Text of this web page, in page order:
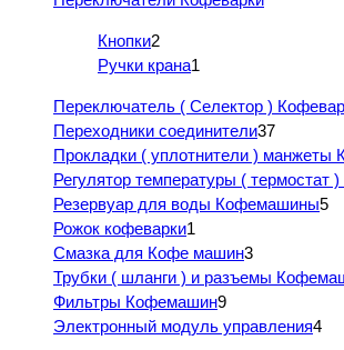
Кнопки2
Ручки крана1
Переключатель ( Селектор )
Переходники соединители37
Прокладки ( уплотнители )
Регулятор температуры (
Резервуар для воды Кофемашины5
Рожок кофеварки1
Смазка для Кофе машин3
Трубки ( шланги ) и разъемы
Фильтры Кофемашин9
Электронный модуль управления4